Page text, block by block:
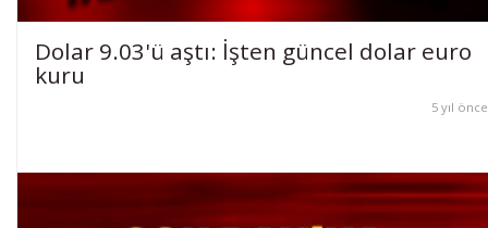
Dolar 9.03'ü aştı: İşten güncel dolar euro
kuru
5 yıl önce